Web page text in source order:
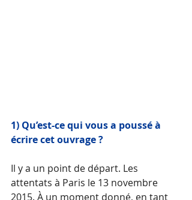
1) Qu’est-ce qui vous a poussé à
écrire cet ouvrage ?
Il y a un point de départ. Les
attentats à Paris le 13 novembre
2015. À un moment donné, en tant